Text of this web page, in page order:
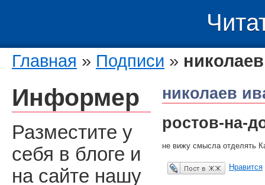
Главная » Подписи »
николаев
ростов-на-
не вижу смысла отделять
Опубликовать в ЖЖ Нравится
Информер
Разместите у
себя в блоге и
на сайте нашу